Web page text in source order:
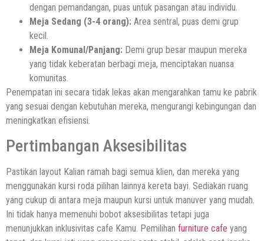
dengan pemandangan, puas untuk pasangan atau individu.
Meja Sedang (3-4 orang): Area sentral, puas demi grup
kecil.
Meja Komunal/Panjang: Demi grup besar maupun mereka
yang tidak keberatan berbagi meja, menciptakan nuansa
komunitas.
Penempatan ini secara tidak lekas akan mengarahkan tamu ke pabrik
yang sesuai dengan kebutuhan mereka, mengurangi kebingungan dan
meningkatkan efisiensi.
Pertimbangan Aksesibilitas
Pastikan layout Kalian ramah bagi semua klien, dan mereka yang
menggunakan kursi roda pilihan lainnya kereta bayi. Sediakan ruang
yang cukup di antara meja maupun kursi untuk manuver yang mudah.
Ini tidak hanya memenuhi bobot aksesibilitas tetapi juga
menunjukkan inklusivitas cafe Kamu. Pemilihan furniture cafe yang